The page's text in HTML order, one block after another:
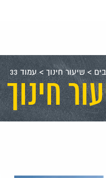
> שיעור חינוך >עמוד 33
חינוך